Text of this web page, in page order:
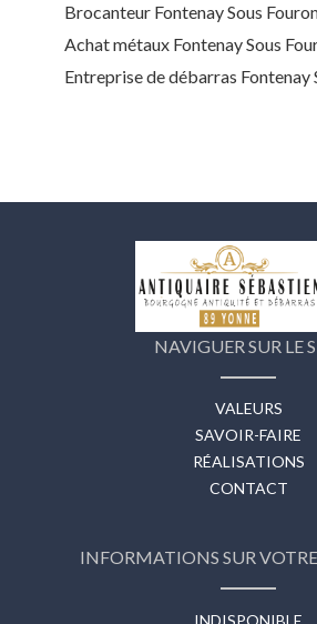
Brocanteur Fontenay Sous
Achat métaux Fontenay Sous
Entreprise de débarras Fontenay
NAVIGUER SUR LE
VALEURS
SAVOIR-FAIRE
RÉALISATIONS
CONTACT
INFORMATIONS SUR
INDISPONIBLE